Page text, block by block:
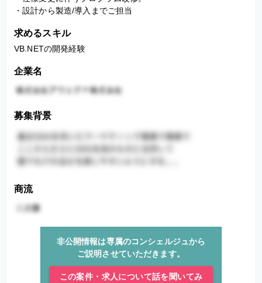
・設計から製造/導入までご担当
求めるスキル
VB.NETの開発経験
企業名
募集背景
商流
非公開情報は専属のコンシェルジュから
ご説明させていただきます。
この案件・求人について話を聞いてみ